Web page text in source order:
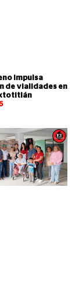
impulsa
de vialidades en